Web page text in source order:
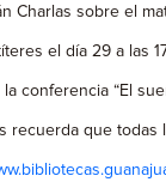
Charlas sobre el
el día 29 a las
conferencia “El
que todas